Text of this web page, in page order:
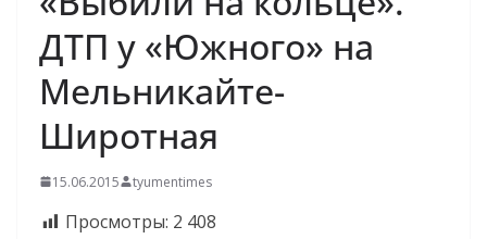
ДТП у «Южного» на
Мельникайте-
Широтная
15.06.2015 tyumentimes
Просмотры: 2 408